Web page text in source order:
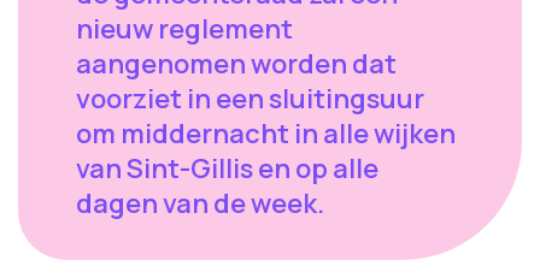
nieuw reglement
aangenomen worden dat
voorziet in een sluitingsuur
om middernacht in alle wijken
van Sint-Gillis en op alle
dagen van de week.